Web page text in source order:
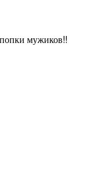
мужиков!!